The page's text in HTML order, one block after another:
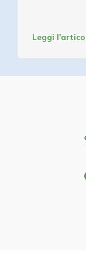
Leggi